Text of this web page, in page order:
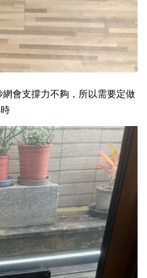
會支撐力不夠，所以需要定做